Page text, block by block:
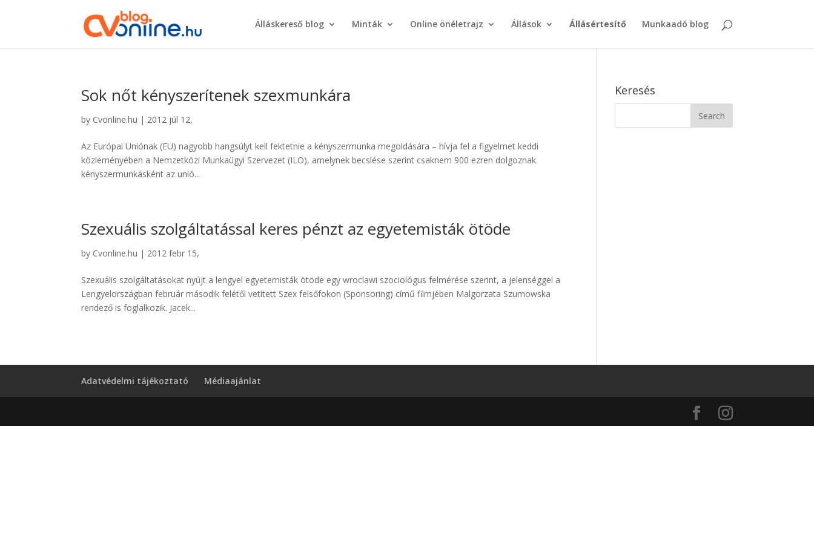
Álláskereső blog Minták Online önéletrajz Állások Állásértesítő Munkaadó blog
Sok nőt kényszerítenek szexmunkára
by Cvonline.hu | 2012 júl 12,
Az Európai Uniónak (EU) nagyobb hangsúlyt kell fektetnie a kényszermunka megoldására – hívja fel a figyelmet keddi
közleményében a Nemzetközi Munkaügyi Szervezet (ILO), amelynek becslése szerint csaknem 900 ezren dolgoznak
kényszermunkásként az unió...
Szexuális szolgáltatással keres pénzt az egyetemisták ötöde
by Cvonline.hu | 2012 febr 15,
Szexuális szolgáltatásokat nyújt a lengyel egyetemisták ötöde egy wroclawi szociológus felmérése szerint, a jelenséggel a
Lengyelországban február második felétől vetített Szex felsőfokon (Sponsoring) című filmjében Malgorzata Szumowska
rendező is foglalkozik. Jacek...
Keresés
Adatvédelmi tájékoztató Médiaajánlat